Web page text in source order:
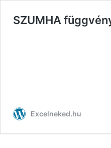
SZUMHA
Excelneked.hu